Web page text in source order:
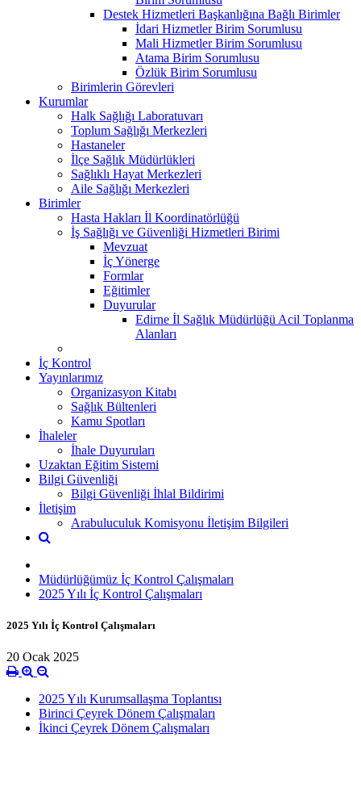
Destek Hizmetleri Başkanlığına Bağlı Birimler
İdari Hizmetler Birim Sorumlusu
Mali Hizmetler Birim Sorumlusu
Atama Birim Sorumlusu
Özlük Birim Sorumlusu
Birimlerin Görevleri
Kurumlar
Halk Sağlığı Laboratuvarı
Toplum Sağlığı Merkezleri
Hastaneler
İlçe Sağlık Müdürlükleri
Sağlıklı Hayat Merkezleri
Aile Sağlığı Merkezleri
Birimler
Hasta Hakları İl Koordinatörlüğü
İş Sağlığı ve Güvenliği Hizmetleri Birimi
Mevzuat
İç Yönerge
Formlar
Eğitimler
Duyurular
Edirne İl Sağlık Müdürlüğü Acil Toplanma
Alanları
İç Kontrol
Yayınlarımız
Organizasyon Kitabı
Sağlık Bültenleri
Kamu Spotları
İhaleler
İhale Duyuruları
Uzaktan Eğitim Sistemi
Bilgi Güvenliği
Bilgi Güvenliği İhlal Bildirimi
İletişim
Arabuluculuk Komisyonu İletişim Bilgileri
Müdürlüğümüz İç Kontrol Çalışmaları
2025 Yılı İç Kontrol Çalışmaları
2025 Yılı İç Kontrol Çalışmaları
20 Ocak 2025
2025 Yılı Kurumsallaşma Toplantısı
Birinci Çeyrek Dönem Çalışmaları
İkinci Çeyrek Dönem Çalışmaları